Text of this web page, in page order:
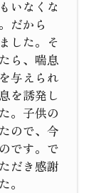
いなくな
だから
した。そ
ら、喘息
与えられ
を誘発し
。子供の
ので、今
です。で
だき感謝
。